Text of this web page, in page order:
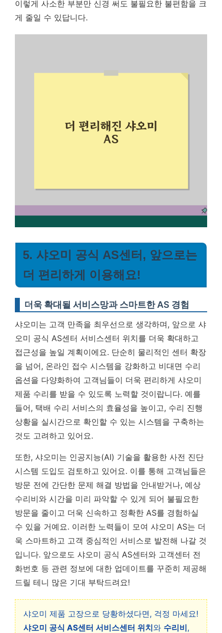
이렇게 사소한 부분만 신경 써도 불필요한 불편함을 크
게 줄일 수 있답니다.
5. 샤오미 공식 AS센터, 앞으로는
더 편리하게 이용해요!
더욱 확대될 서비스망과 스마트한 AS 경험
샤오미는 고객 만족을 최우선으로 생각하며, 앞으로 샤
오미 공식 AS센터 서비스센터 위치를 더욱 확대하고
접근성을 높일 계획이에요. 단순히 물리적인 센터 확장
을 넘어, 온라인 접수 시스템을 강화하고 비대면 수리
옵션을 다양화하여 고객님들이 더욱 편리하게 샤오미
제품 수리를 받을 수 있도록 노력할 것이랍니다. 예를
들어, 택배 수리 서비스의 효율성을 높이고, 수리 진행
상황을 실시간으로 확인할 수 있는 시스템을 구축하는
것도 고려하고 있어요.
또한, 샤오미는 인공지능(AI) 기술을 활용한 사전 진단
시스템 도입도 검토하고 있어요. 이를 통해 고객님들은
방문 전에 간단한 문제 해결 방법을 안내받거나, 예상
수리비와 시간을 미리 파악할 수 있게 되어 불필요한
방문을 줄이고 더욱 신속하고 정확한 AS를 경험하실
수 있을 거예요. 이러한 노력들이 모여 샤오미 AS는 더
욱 스마트하고 고객 중심적인 서비스로 발전해 나갈 것
입니다. 앞으로도 샤오미 공식 AS센터와 고객센터 전
화번호 등 관련 정보에 대한 업데이트를 꾸준히 제공해
드릴 테니 많은 기대 부탁드려요!
샤오미 제품 고장으로 당황하셨다면, 걱정 마세요!
샤오미 공식 AS센터 서비스센터 위치와 수리비,